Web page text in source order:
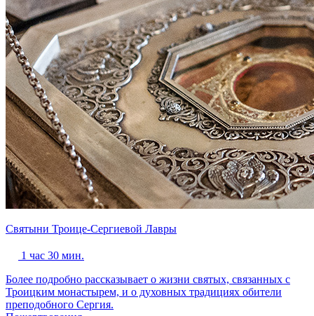
Святыни Троице-Сергиевой Лавры
1 час 30 мин.
Более подробно рассказывает о жизни святых, связанных с
Троицким монастырем, и о духовных традициях обители
преподобного Сергия.